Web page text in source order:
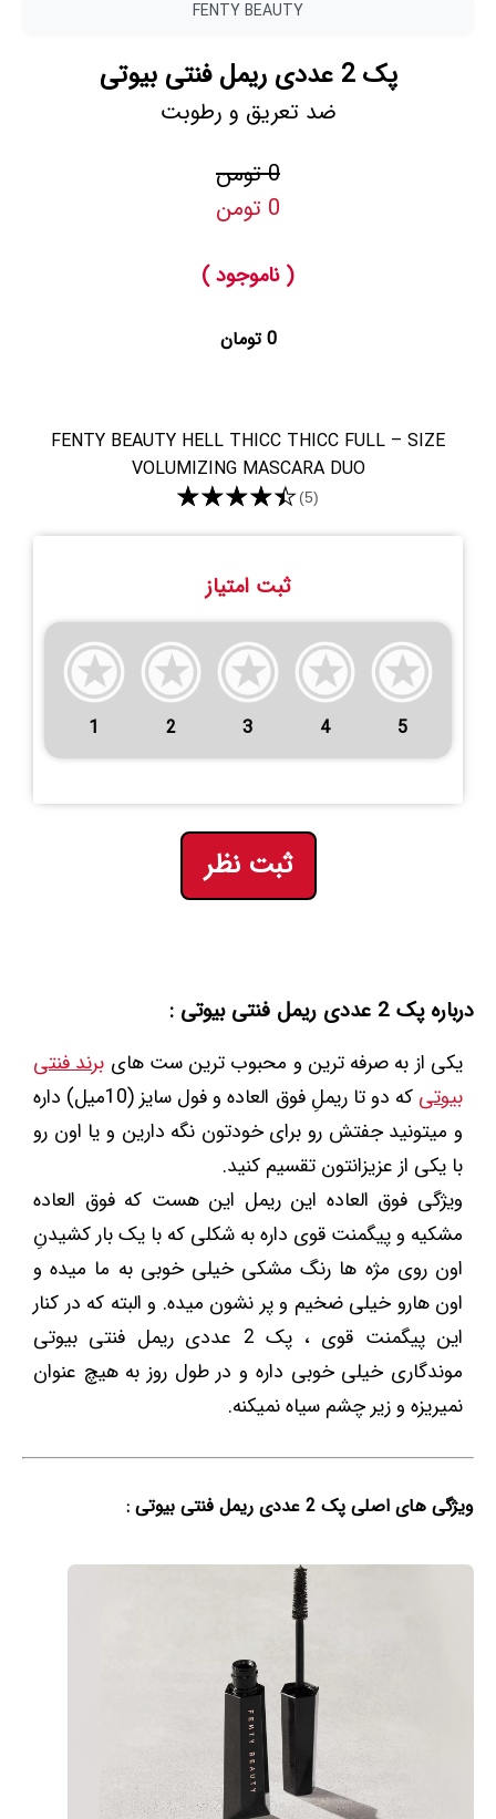
FENTY BEAUTY
پک 2 عددی ریمل فنتی بیوتی
ضد تعریق و رطوبت
0 تومن
0 تومن
( ناموجود )
0 تومان
FENTY BEAUTY HELL THICC THICC FULL – SIZE
VOLUMIZING MASCARA DUO
★★★★★(5)
ثبت امتیاز
1 2 3 4 5
ثبت نظر
درباره پک 2 عددی ریمل فنتی بیوتی :
یکی از به صرفه ترین و محبوب ترین ست های برند فنتی
بیوتی
که دو تا ریملِ فوق العاده و فول سایز (10میل) داره
و میتونید جفتش رو برای خودتون نگه دارین و یا اون رو
با یکی از عزیزانتون تقسیم کنید.
ویژگی فوق العاده این ریمل این هست که فوق العاده
مشکیه و پیگمنت قوی داره به شکلی که با یک بار کشیدنِ
اون روی مژه ها رنگ مشکی خیلی خوبی به ما میده و
اون هارو خیلی ضخیم و پر نشون میده. و البته که در کنار
این پیگمنت قوی ، پک 2 عددی ریمل فنتی بیوتی
موندگاری خیلی خوبی داره و در طول روز به هیچ عنوان
نمیریزه و زیر چشم سیاه نمیکنه.
ویژگی های اصلی پک 2 عددی ریمل فنتی بیوتی :